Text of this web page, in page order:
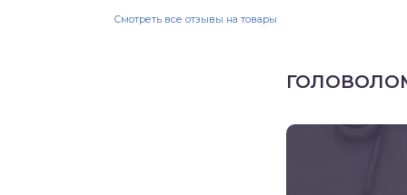
Смотреть все отзывы на товары